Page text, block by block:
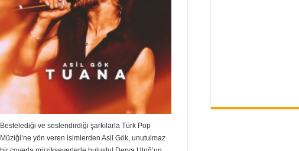
Bestelediği ve seslendirdiği şarkılarla Türk Pop
Müziği’ne yön veren isimlerden Asil Gök, unutulmaz